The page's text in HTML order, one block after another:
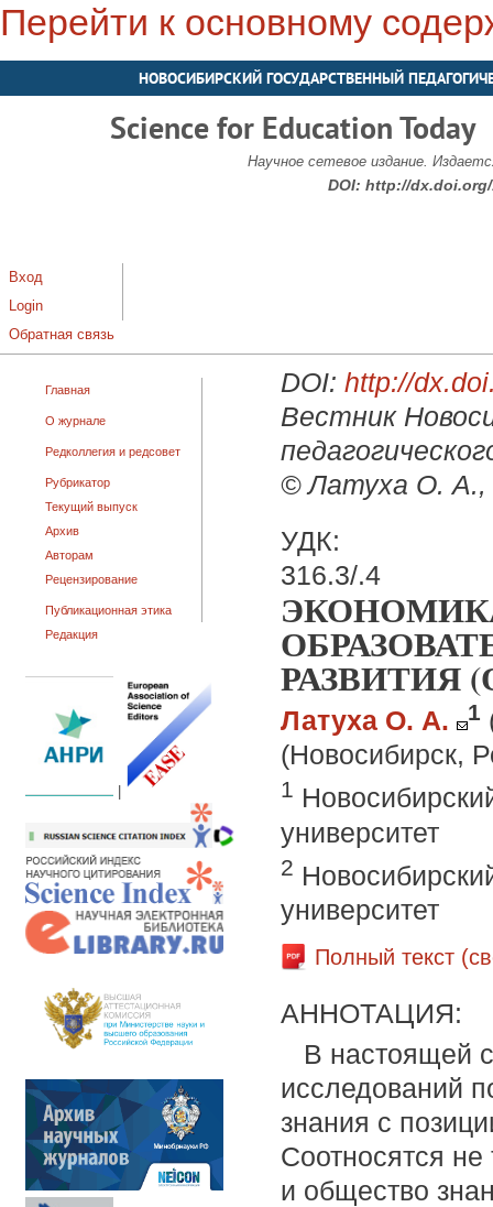
Перейти к основному
НОВОСИБИРСКИЙ ГОСУДАРСТВЕННЫЙ
Science for Education Today
Научное сетевое издание.
DOI: http://dx.doi.org/
Вход
Login
Обратная связь
Главная
О журнале
Редколлегия и редсовет
Рубрикатор
Текущий выпуск
Архив
Авторам
Рецензирование
Публикационная этика
Редакция
DOI: http://
Вестник
© Латуха О. А.,
УДК:
316.3/.4
РАЗВИТИЯ
Латуха О. А. 1
(Новосибирск,
1
университет
2
университет
Полный текст
АННОТАЦИЯ:
В настоящей
исследований
знания с
Соотносятся
и общество